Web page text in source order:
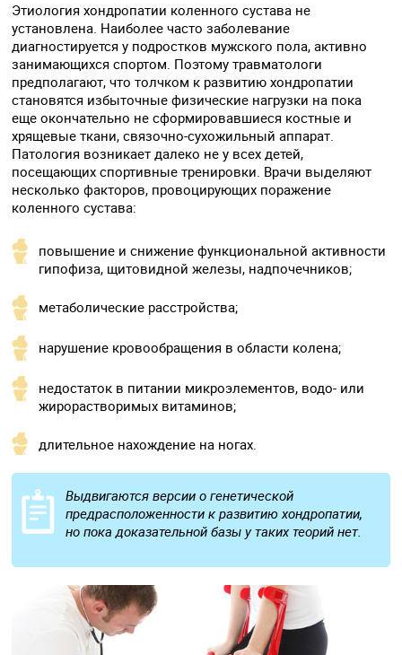
Этиология хондропатии коленного сустава не
установлена. Наиболее часто заболевание
диагностируется у подростков мужского пола, активно
занимающихся спортом. Поэтому травматологи
предполагают, что толчком к развитию хондропатии
становятся избыточные физические нагрузки на пока
еще окончательно не сформировавшиеся костные и
хрящевые ткани, связочно-сухожильный аппарат.
Патология возникает далеко не у всех детей,
посещающих спортивные тренировки. Врачи выделяют
несколько факторов, провоцирующих поражение
коленного сустава:
повышение и снижение функциональной активности
гипофиза, щитовидной железы, надпочечников;
метаболические расстройства;
нарушение кровообращения в области колена;
недостаток в питании микроэлементов, водо- или
жирорастворимых витаминов;
длительное нахождение на ногах.
Выдвигаются версии о генетической
предрасположенности к развитию хондропатии,
но пока доказательной базы у таких теорий нет.